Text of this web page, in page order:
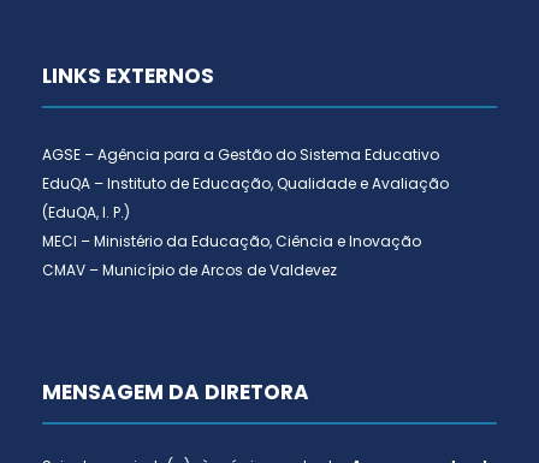
LINKS EXTERNOS
AGSE – Agência para a Gestão do Sistema Educativo
EduQA – Instituto de Educação, Qualidade e Avaliação
(EduQA, I. P.)
MECI – Ministério da Educação, Ciência e Inovação
CMAV – Município de Arcos de Valdevez
MENSAGEM DA DIRETORA